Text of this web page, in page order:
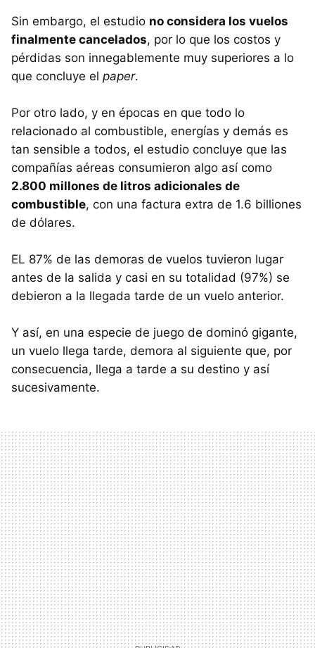
Sin embargo, el estudio no considera los vuelos
finalmente cancelados, por lo que los costos y
pérdidas son innegablemente muy superiores a lo
que concluye el paper.
Por otro lado, y en épocas en que todo lo
relacionado al combustible, energías y demás es
tan sensible a todos, el estudio concluye que las
compañías aéreas consumieron algo así como
2.800 millones de litros adicionales de
combustible, con una factura extra de 1.6 billiones
de dólares.
EL 87% de las demoras de vuelos tuvieron lugar
antes de la salida y casi en su totalidad (97%) se
debieron a la llegada tarde de un vuelo anterior.
Y así, en una especie de juego de dominó gigante,
un vuelo llega tarde, demora al siguiente que, por
consecuencia, llega a tarde a su destino y así
sucesivamente.